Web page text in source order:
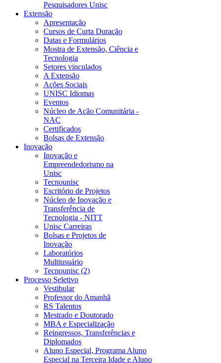
Pesquisadores Unisc
Extensão
Apresentação
Cursos de Curta Duração
Datas e Formulários
Mostra de Extensão, Ciência e
Tecnologia
Setores vinculados
A Extensão
Ações Sociais
UNISC Idiomas
Eventos
Núcleo de Ação Comunitária -
NAC
Certificados
Bolsas de Extensão
Inovação
Inovação e
Empreendedorismo na
Unisc
Tecnounisc
Escritório de Projetos
Núcleo de Inovação e
Transferência de
Tecnologia - NITT
Unisc Carreiras
Bolsas e Projetos de
Inovação
Laboratórios
Multiusuário
Tecnounisc (2)
Processo Seletivo
Vestibular
Professor do Amanhã
RS Talentos
Mestrado e Doutorado
MBA e Especialização
Reingressos, Transferências e
Diplomados
Aluno Especial, Programa Aluno
Especial na Terceira Idade e Aluno